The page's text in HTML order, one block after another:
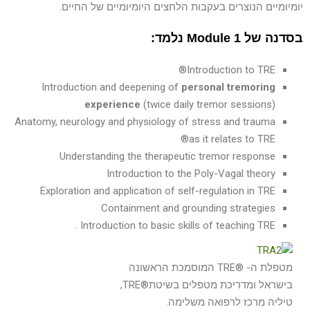
יומיומיים הנוצרים בעקבות הלחצים היומיומיים של החיים.
בסדנה של Module 1 נלמד:
Introduction to TRE®
Introduction and deepening of personal tremoring
experience (twice daily tremor sessions)
Anatomy, neurology and physiology of stress and trauma
as it relates to TRE®
Understanding the therapeutic tremor response
Introduction to the Poly-Vagal theory
Exploration and application of self-regulation in TRE
Containment and grounding strategies
Introduction to basic skills of teaching TRE .
מטפלת ה- ®TRE המוסמכת הראשונה
בישראל ומדריכת מטפלים בשיטת®TRE,
טיליה מרכז לרפואה משלימה.